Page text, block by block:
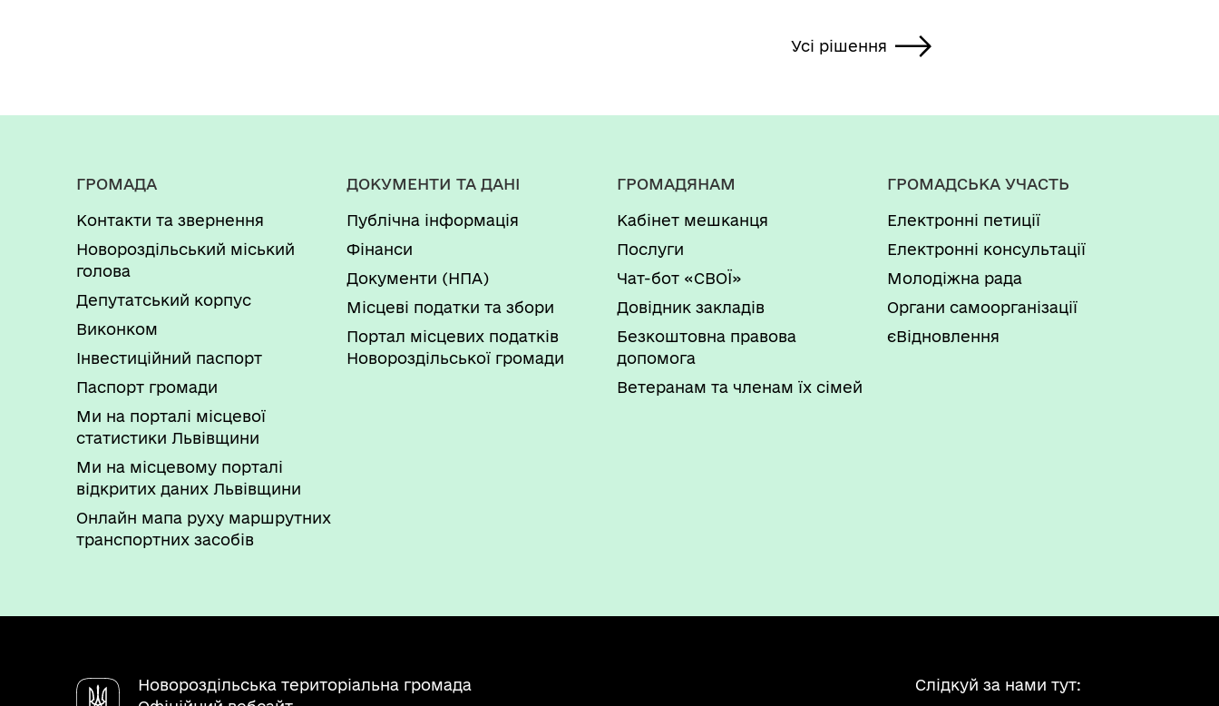
Усі рішення
ГРОМАДА
Контакти та звернення
Новороздільський міський
голова
Депутатський корпус
Виконком
Інвестиційний паспорт
Паспорт громади
Ми на порталі місцевої
статистики Львівщини
Ми на місцевому порталі
відкритих даних Львівщини
Онлайн мапа руху маршрутних
транспортних засобів
ДОКУМЕНТИ ТА ДАНІ
Публічна інформація
Фінанси
Документи (НПА)
Місцеві податки та збори
Портал місцевих податків
Новороздільської громади
ГРОМАДЯНАМ
Кабінет мешканця
Послуги
Чат-бот «СВОЇ»
Довідник закладів
Безкоштовна правова
допомога
Ветеранам та членам їх сімей
ГРОМАДСЬКА УЧАСТЬ
Електронні петиції
Електронні консультації
Молодіжна рада
Органи самоорганізації
єВідновлення
Новороздільська територіальна громада
Слідкуй за нами тут: